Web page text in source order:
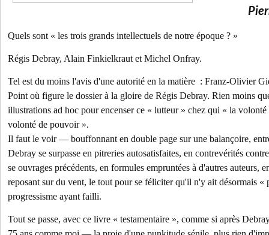
Quels sont « les trois grands intellectuels de notre époque ? »
Régis Debray, Alain Finkielkraut et Michel Onfray.
Tel est du moins l'avis d'une autorité en la matière : Franz-Olivier
Point où figure le dossier à la gloire de Régis Debray. Rien moins
illustrations ad hoc pour encenser ce « lutteur » chez qui « la
volonté de pouvoir ».
Il faut le voir — bouffonnant en double page sur une balançoire,
Debray se surpasse en pitreries autosatisfaites, en contrevérités
se ouvrages précédents, en formules empruntées à d'autres auteurs,
reposant sur du vent, le tout pour se féliciter qu'il n'y ait désormais «
progressisme ayant failli.
Tout se passe, avec ce livre « testamentaire », comme si après